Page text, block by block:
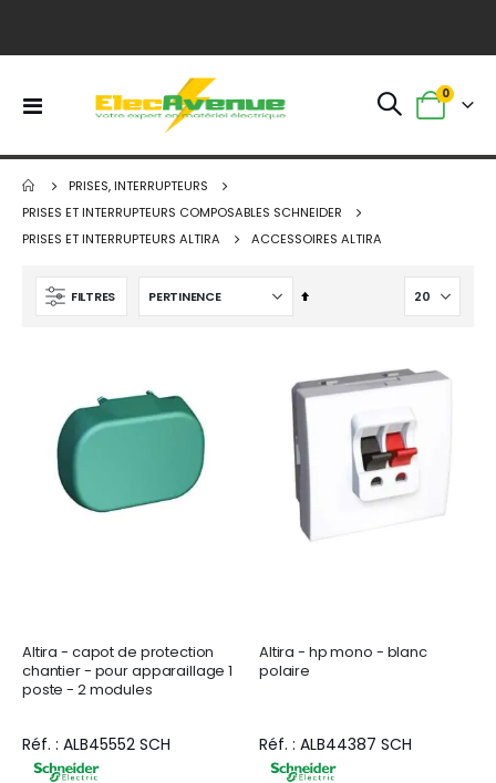
Basculer
Panier
0
PRISES, INTERRUPTEURS
PRISES ET INTERRUPTEURS COMPOSABLES SCHNEIDER
PRISES ET INTERRUPTEURS ALTIRA
ACCESSOIRES ALTIRA
FILTRES
Par
Altira - capot de protection
chantier - pour apparaillage 1
poste - 2 modules
Réf. : ALB45552 SCH
Altira - hp mono - blanc
polaire
Réf. : ALB44387 SCH